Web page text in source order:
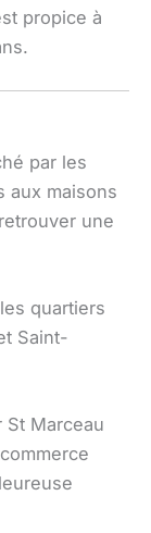
propice à
par les
aux maisons
une
quartiers
Saint-
Marceau